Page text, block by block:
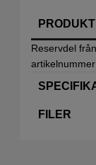
Reservdel
FILER